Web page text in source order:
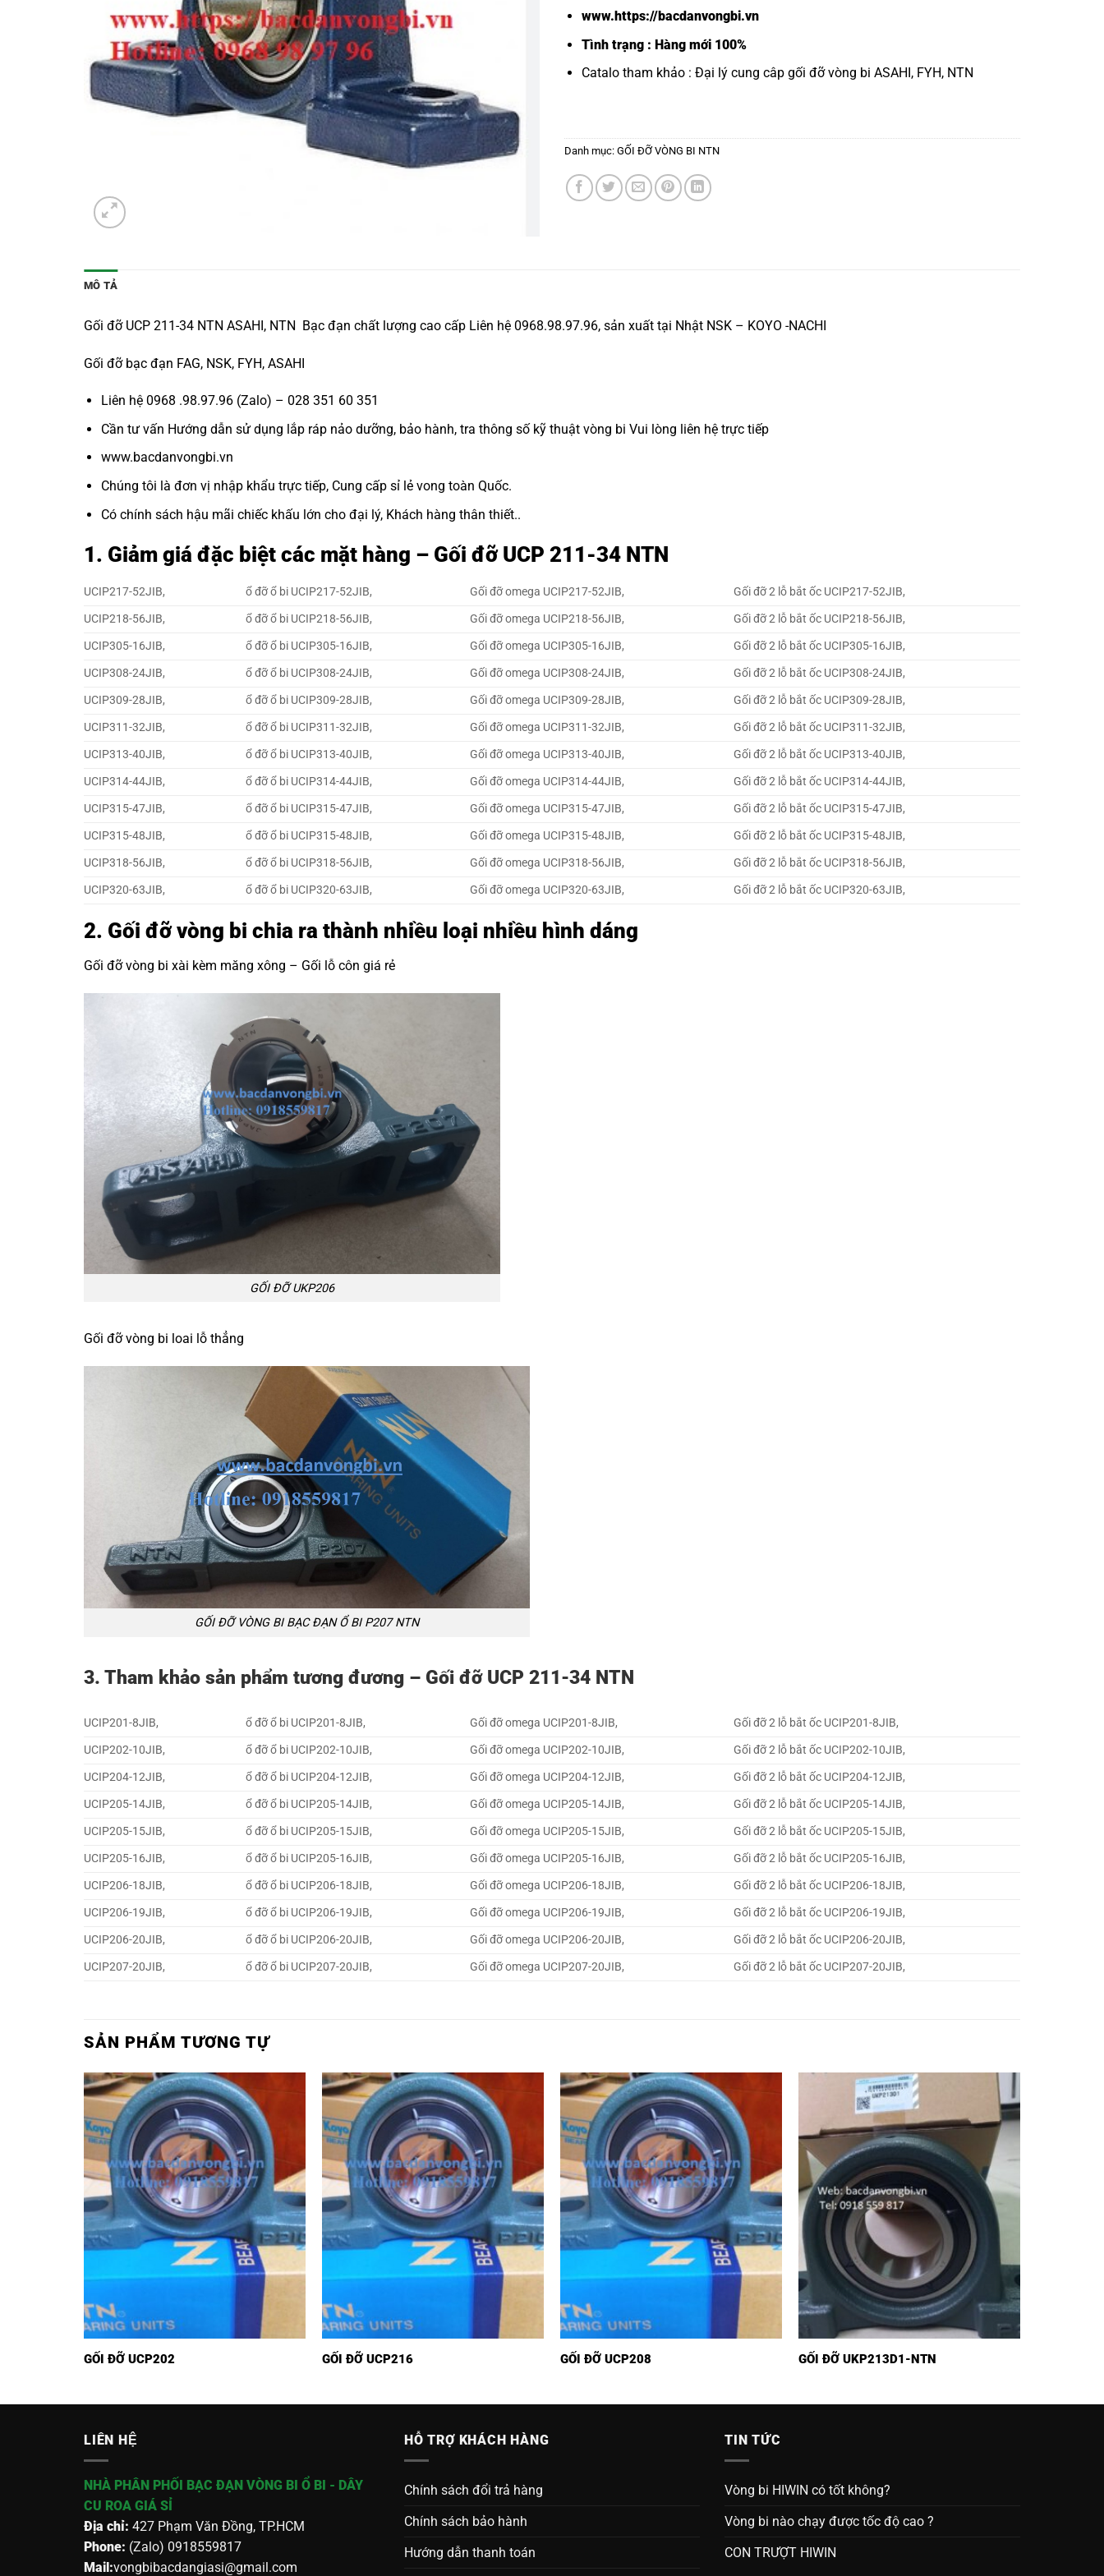
www.https://bacdanvongbi.vn
Tình trạng : Hàng mới 100%
Catalo tham khảo : Đại lý cung câp gối đỡ vòng bi ASAHI, FYH, NTN
Danh mục: GỐI ĐỠ VÒNG BI NTN
MÔ TẢ
Gối đỡ UCP 211-34 NTN ASAHI, NTN Bạc đạn chất lượng cao cấp Liên hệ 0968.98.97.96, sản xuất tại Nhật NSK – KOYO -NACHI
Gối đỡ bạc đạn FAG, NSK, FYH, ASAHI
Liên hệ 0968 .98.97.96 (Zalo) – 028 351 60 351
Cần tư vấn Hướng dẫn sử dụng lắp ráp nảo dưỡng, bảo hành, tra thông số kỹ thuật vòng bi Vui lòng liên hệ trực tiếp
www.bacdanvongbi.vn
Chúng tôi là đơn vị nhập khẩu trực tiếp, Cung cấp sỉ lẻ vong toàn Quốc.
Có chính sách hậu mãi chiếc khấu lớn cho đại lý, Khách hàng thân thiết..
1. Giảm giá đặc biệt các mặt hàng – Gối đỡ UCP 211-34 NTN
UCIP217-52JIB, ổ đỡ ổ bi UCIP217-52JIB, Gối đỡ omega UCIP217-52JIB,
Gối đỡ 2 lỗ bắt ốc UCIP217-52JIB,
UCIP218-56JIB,
ổ đỡ ổ bi UCIP218-56JIB, Gối đỡ omega UCIP218-56JIB,
Gối đỡ 2 lỗ bắt ốc UCIP218-56JIB,
UCIP305-16JIB,
ổ đỡ ổ bi UCIP305-16JIB, Gối đỡ omega UCIP305-16JIB,
Gối đỡ 2 lỗ bắt ốc UCIP305-16JIB,
UCIP308-24JIB,
ổ đỡ ổ bi UCIP308-24JIB, Gối đỡ omega UCIP308-24JIB,
Gối đỡ 2 lỗ bắt ốc UCIP308-24JIB,
UCIP309-28JIB,
ổ đỡ ổ bi UCIP309-28JIB, Gối đỡ omega UCIP309-28JIB,
Gối đỡ 2 lỗ bắt ốc UCIP309-28JIB,
UCIP311-32JIB,
ổ đỡ ổ bi UCIP311-32JIB, Gối đỡ omega UCIP311-32JIB,
Gối đỡ 2 lỗ bắt ốc UCIP311-32JIB,
UCIP313-40JIB,
ổ đỡ ổ bi UCIP313-40JIB, Gối đỡ omega UCIP313-40JIB,
Gối đỡ 2 lỗ bắt ốc UCIP313-40JIB,
UCIP314-44JIB,
ổ đỡ ổ bi UCIP314-44JIB, Gối đỡ omega UCIP314-44JIB,
Gối đỡ 2 lỗ bắt ốc UCIP314-44JIB,
UCIP315-47JIB,
ổ đỡ ổ bi UCIP315-47JIB, Gối đỡ omega UCIP315-47JIB,
Gối đỡ 2 lỗ bắt ốc UCIP315-47JIB,
UCIP315-48JIB,
ổ đỡ ổ bi UCIP315-48JIB, Gối đỡ omega UCIP315-48JIB,
Gối đỡ 2 lỗ bắt ốc UCIP315-48JIB,
UCIP318-56JIB,
ổ đỡ ổ bi UCIP318-56JIB, Gối đỡ omega UCIP318-56JIB,
Gối đỡ 2 lỗ bắt ốc UCIP318-56JIB,
UCIP320-63JIB,
ổ đỡ ổ bi UCIP320-63JIB, Gối đỡ omega UCIP320-63JIB, Gối đỡ 2 lỗ bắt ốc UCIP320-63JIB,
2. Gối đỡ vòng bi chia ra thành nhiều loại nhiều hình dáng
Gối đỡ vòng bi xài kèm măng xông – Gối lỗ côn giá rẻ
GỐI ĐỠ UKP206
Gối đỡ vòng bi loai lỗ thẳng
GỐI ĐỠ VÒNG BI BẠC ĐẠN Ổ BI P207 NTN
3. Tham khảo sản phẩm tương đương – Gối đỡ UCP 211-34 NTN
UCIP201-8JIB, ổ đỡ ổ bi UCIP201-8JIB, Gối đỡ omega UCIP201-8JIB,
Gối đỡ 2 lỗ bắt ốc UCIP201-8JIB,
UCIP202-10JIB,
ổ đỡ ổ bi UCIP202-10JIB, Gối đỡ omega UCIP202-10JIB,
Gối đỡ 2 lỗ bắt ốc UCIP202-10JIB,
UCIP204-12JIB,
ổ đỡ ổ bi UCIP204-12JIB, Gối đỡ omega UCIP204-12JIB,
Gối đỡ 2 lỗ bắt ốc UCIP204-12JIB,
UCIP205-14JIB,
ổ đỡ ổ bi UCIP205-14JIB, Gối đỡ omega UCIP205-14JIB,
Gối đỡ 2 lỗ bắt ốc UCIP205-14JIB,
UCIP205-15JIB,
ổ đỡ ổ bi UCIP205-15JIB, Gối đỡ omega UCIP205-15JIB,
Gối đỡ 2 lỗ bắt ốc UCIP205-15JIB,
UCIP205-16JIB,
ổ đỡ ổ bi UCIP205-16JIB, Gối đỡ omega UCIP205-16JIB,
Gối đỡ 2 lỗ bắt ốc UCIP205-16JIB,
UCIP206-18JIB,
ổ đỡ ổ bi UCIP206-18JIB, Gối đỡ omega UCIP206-18JIB,
Gối đỡ 2 lỗ bắt ốc UCIP206-18JIB,
UCIP206-19JIB,
ổ đỡ ổ bi UCIP206-19JIB, Gối đỡ omega UCIP206-19JIB,
Gối đỡ 2 lỗ bắt ốc UCIP206-19JIB,
UCIP206-20JIB,
ổ đỡ ổ bi UCIP206-20JIB, Gối đỡ omega UCIP206-20JIB,
Gối đỡ 2 lỗ bắt ốc UCIP206-20JIB,
UCIP207-20JIB,
ổ đỡ ổ bi UCIP207-20JIB, Gối đỡ omega UCIP207-20JIB, Gối đỡ 2 lỗ bắt ốc UCIP207-20JIB,
SẢN PHẨM TƯƠNG TỰ
GỐI ĐỠ UCP202 GỐI ĐỠ UCP216 GỐI ĐỠ UCP208 GỐI ĐỠ UKP213D1-NTN
LIÊN HỆ
NHÀ PHÂN PHỐI BẠC ĐẠN VÒNG BI Ổ BI - DÂY
CU ROA GIÁ SỈ
Địa chỉ: 427 Phạm Văn Đồng, TP.HCM
Phone: (Zalo) 0918559817
Mail:vongbibacdangiasi@gmail.com
HỖ TRỢ KHÁCH HÀNG
Chính sách đổi trả hàng
Chính sách bảo hành
Hướng dẫn thanh toán
TIN TỨC
Vòng bi HIWIN có tốt không?
Vòng bi nào chạy được tốc độ cao ?
CON TRƯỢT HIWIN